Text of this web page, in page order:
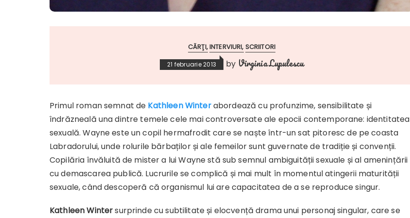
CĂRŢI INTERVIURI SCRIITORI
21 februarie 2013 by Virginia Lupulescu
Primul roman semnat de Kathleen Winterabordează cu profunzime, sensibilitate și
îndrăzneală una dintre temele cele mai controversate ale epocii contemporane: identitatea
sexuală. Wayne este un copil hermafrodit care se naște într-un sat pitoresc de pe coasta
Labradorului, unde rolurile bărbaților și ale femeilor sunt guvernate de tradiție și convenții.
Copilăria învăluită de mister a lui Wayne stă sub semnul ambiguității sexuale și al amenințării
cu demascarea publică. Lucrurile se complică și mai mult în momentul atingerii maturității
sexuale, când descoperă că organismul lui are capacitatea de a se reproduce singur.
Kathleen Wintersurprinde cu subtilitate și elocvență drama unui personaj singular, care se